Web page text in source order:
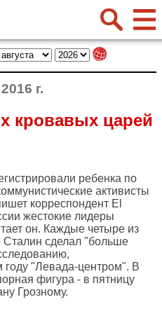
г.
кровавых царей
ребенка по
активисты
корреспондент El
жестокие лидеры
он. Каждые четыре из
Сталин сделал "больше
году "Левада-центром". В
фигура - в пятницу
Грозному.